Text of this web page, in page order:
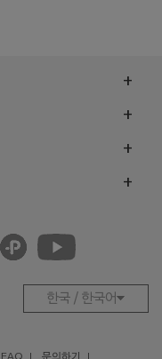
한국 / 한국어